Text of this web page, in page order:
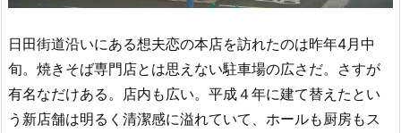
日田街道沿いにある想夫恋の本店を訪れたのは昨年4月中
旬。焼きそば専門店とは思えない駐車場の広さだ。さすが
有名なだけある。店内も広い。平成４年に建て替えたとい
う新店舗は明るく清潔感に溢れていて、ホールも厨房もス